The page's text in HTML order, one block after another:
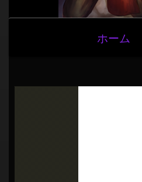
ビ
ゲ
ー
シ
ョ
ホーム